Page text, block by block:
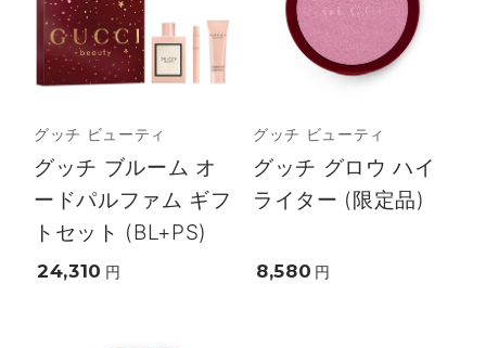
グッチ ビューティ
グッチ ブルーム オ
ードパルファム ギフ
トセット (BL+PS)
24,310 円
グッチ ビューティ
グッチ グロウ ハイ
ライター (限定品)
8,580 円